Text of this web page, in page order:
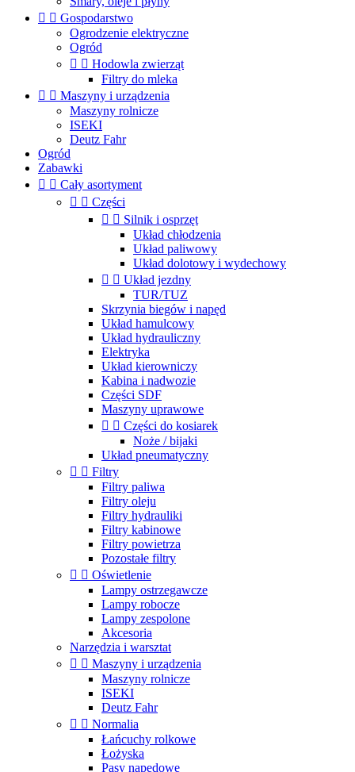
  Gospodarstwo
Ogrodzenie elektryczne
Ogród
  Hodowla zwierząt
Filtry do mleka
  Maszyny i urządzenia
Maszyny rolnicze
ISEKI
Deutz Fahr
Ogród
Zabawki
  Cały asortyment
  Części
  Silnik i osprzęt
Układ chłodzenia
Układ paliwowy
Układ dolotowy i wydechowy
  Układ jezdny
TUR/TUZ
Skrzynia biegów i napęd
Układ hamulcowy
Układ hydrauliczny
Elektryka
Układ kierowniczy
Kabina i nadwozie
Części SDF
Maszyny uprawowe
  Części do kosiarek
Noże / bijaki
Układ pneumatyczny
  Filtry
Filtry paliwa
Filtry oleju
Filtry hydrauliki
Filtry kabinowe
Filtry powietrza
Pozostałe filtry
  Oświetlenie
Lampy ostrzegawcze
Lampy robocze
Lampy zespolone
Akcesoria
Narzędzia i warsztat
  Maszyny i urządzenia
Maszyny rolnicze
ISEKI
Deutz Fahr
  Normalia
Łańcuchy rolkowe
Łożyska
Pasy napędowe